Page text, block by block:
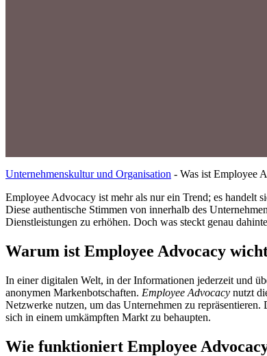
Unternehmenskultur und Organisation - Was ist Employee
Employee Advocacy ist mehr als nur ein Trend; es handelt
Diese authentische Stimmen von innerhalb des
Dienstleistungen zu erhöhen. Doch was steckt genau
Warum ist Employee Advocacy
In einer digitalen Welt, in der Informationen jederzeit und
anonymen Markenbotschaften. Employee Advocacy nutzt
Netzwerke nutzen, um das Unternehmen zu
sich in einem umkämpften Markt zu behaupten.
Wie funktioniert Employee